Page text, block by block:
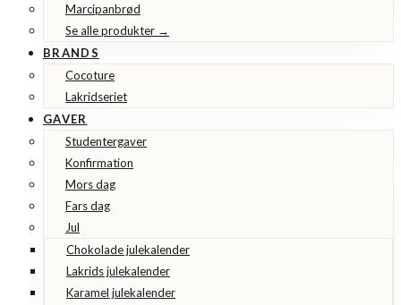
Marcipanbrød
Se alle produkter →
BRANDS
Cocoture
Lakridseriet
GAVER
Studentergaver
Konfirmation
Mors dag
Fars dag
Jul
Chokolade julekalender
Lakrids julekalender
Karamel julekalender